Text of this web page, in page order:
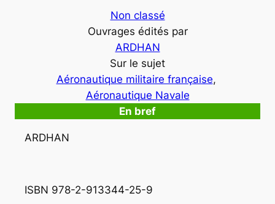
Non classé
Ouvrages édités par
ARDHAN
Sur le sujet
Aéronautique militaire française
Aéronautique Navale
En bref
ARDHAN
ISBN 978-2-913344-25-9